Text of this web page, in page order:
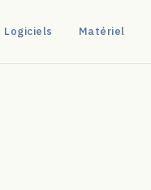
Logiciels Matériel